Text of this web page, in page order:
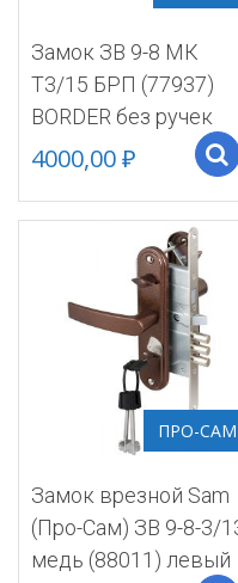
Замок ЗВ 9-8 МК
Т3/15 БРП (77937)
BORDER без ручек
4000,00₽
ПРО-САМ
Замок врезной Sam
(Про-Сам) ЗВ 9-8-3/
медь (88011) левый